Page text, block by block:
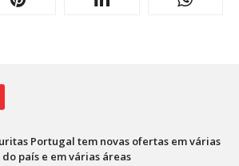
Portugal tem novas ofertas em várias
do país e em várias áreas